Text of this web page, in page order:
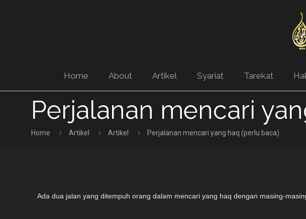
Home About Artikel Syariat Tarekat
Perjalanan mencari
Home Artikel Artikel Perjalanan mencari yang haq (perlu baca)
Ada dua jalan yang ditempuh orang dalam mencari yang haq dengan masing-